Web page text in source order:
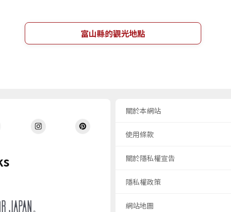
富山縣的觀光地點
關於本網站
使用條款
關於隱私權宣告
隱私權政策
網站地圖